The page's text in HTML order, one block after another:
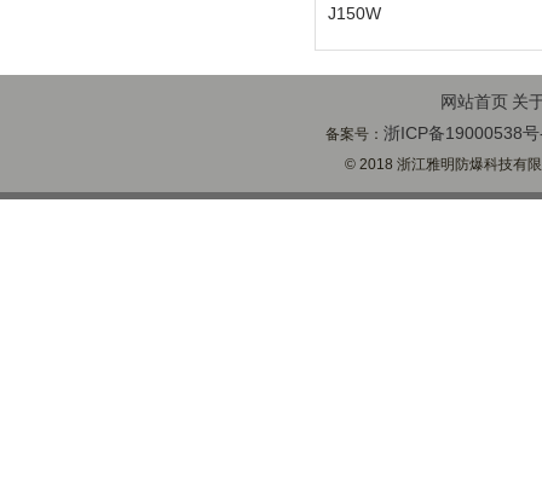
J150W
网站首页 关
备案号：浙ICP备19000538
© 2018 浙江雅明防爆科技有